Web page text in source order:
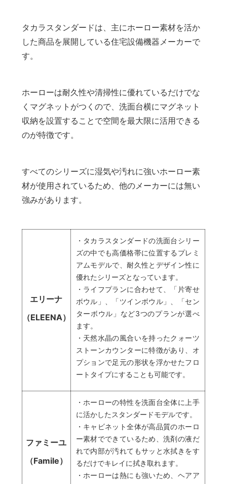
タカラスタンダードは、主にホーロー素材を活か
した商品を展開している住宅設備機器メーカーで
す。
ホーローは耐久性や清掃性に優れているだけでな
くマグネットがつくので、洗面台横にマグネット
収納を設置することで空間を最大限に活用できる
のが特徴です。
すべてのシリーズに湿気や汚れに強いホーロー素
材が使用されているため、他のメーカーには無い
強みがあります。
エリーナ
（ELEENA）
・タカラスタンダードの洗面台シリー
ズの中でも高価格帯に位置するプレミ
アムモデルで、耐久性とデザイン性に
優れたシリーズとなっています。
・ライフプランに合わせて、「片寄せ
ボウル」、「ツインボウル」、「セン
ターボウル」など3つのプランが選べ
ます。
・天然水晶の風合いを持ったクォーツ
ストーンカウンターに特徴があり、オ
プションで足元の形状を浮かせたフロ
ートタイプにすることも可能です。
ファミーユ
（Famile）
・ホーローの特性を洗面台全体に上手
に活かしたスタンダードモデルです。
・キャビネット全体が高品質のホーロ
ー素材でできているため、洗剤の液だ
れで内部が汚れてもサッと水拭きをす
るだけでキレイに拭き取れます。
・ホーローは熱にも強いため、ヘアア